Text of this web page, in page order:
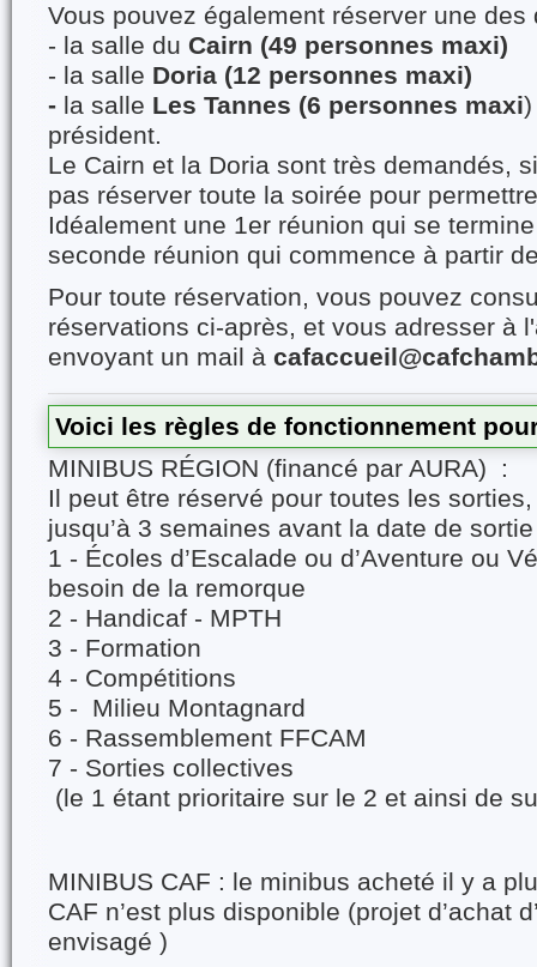
Vous pouvez également réserver une
- la salle du Cairn (49 personnes maxi)
- la salle Doria (12 personnes maxi)
- la salle Les Tannes (6 personnes maxi
président.
Le Cairn et la Doria sont très demandés,
pas réserver toute la soirée pour
Idéalement une 1er réunion qui se
seconde réunion qui commence à partir
Pour toute réservation, vous pouvez
réservations ci-après, et vous adresser à
envoyant un mail à
Voici les règles de fonctionnement
MINIBUS RÉGION (financé par AURA) :
Il peut être réservé pour toutes les
jusqu’à 3 semaines avant la date de
1 - Écoles d’Escalade ou d’Aventure ou
besoin de la remorque
2 - Handicaf - MPTH
3 - Formation
4 - Compétitions
5 - Milieu Montagnard
6 - Rassemblement FFCAM
7 - Sorties collectives
(le 1 étant prioritaire sur le 2 et ainsi de
MINIBUS CAF : le minibus acheté il y a
CAF n’est plus disponible (projet d’achat
envisagé )